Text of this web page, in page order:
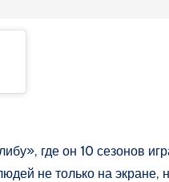
где он 10 сезонов
не только на экране,